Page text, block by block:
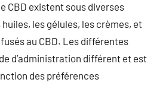
CBD existent sous diverses
les gélules, les crèmes, et
au CBD. Les différentes
d’administration différent et est
des préférences